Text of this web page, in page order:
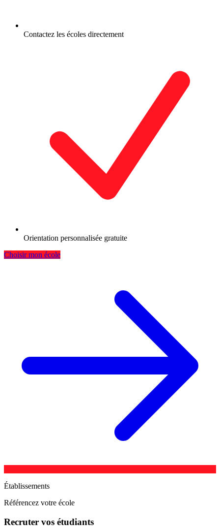
Contactez les écoles directement
Orientation personnalisée gratuite
Choisir mon école
Établissements
Référencez votre école
Recruter vos étudiants